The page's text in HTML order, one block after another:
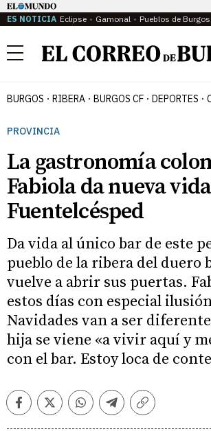
ES NOTICIA Eclipse Gamonal Pueblos de Burgos
Menú
BURGOS RIBERA BURGOS CF DEPORTES
PROVINCIA
La gastronomía
Fabiola da nueva
Fuentelcésped
Da vida al único bar de este
pueblo de la ribera del duero
vuelve a abrir sus puertas.
estos días con especial
Navidades van a ser
hija se viene «a vivir aquí y
con el bar. Estoy loca de
FacebookTwitterWhatsappTelegramCopiar